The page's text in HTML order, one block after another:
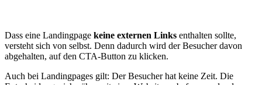
Dass eine Landingpage keine externen Links enthalten sollte,
versteht sich von selbst. Denn dadurch wird der Besucher davon
abgehalten, auf den CTA-Button zu klicken.
Auch bei Landingpages gilt: Der Besucher hat keine Zeit. Die